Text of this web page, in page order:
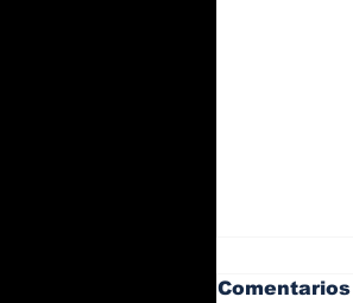
Comentarios